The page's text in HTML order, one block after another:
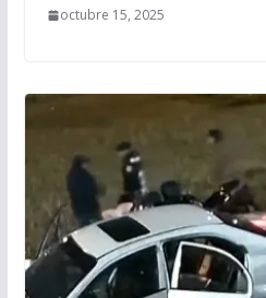
octubre 15, 2025